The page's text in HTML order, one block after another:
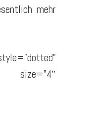
mehr
size=”4″